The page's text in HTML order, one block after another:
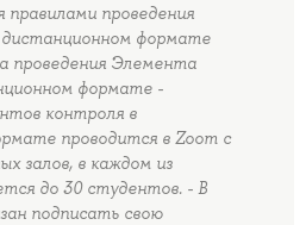
проведения
формате
проведения Элемента
формате -
контроля в
проводится в Zoom с
залов, в каждом из
до 30 студентов. - В
подписать свою